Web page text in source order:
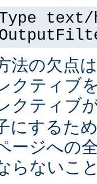
法の欠点
クティブ
クティブ
にするた
ージへの
らないこと